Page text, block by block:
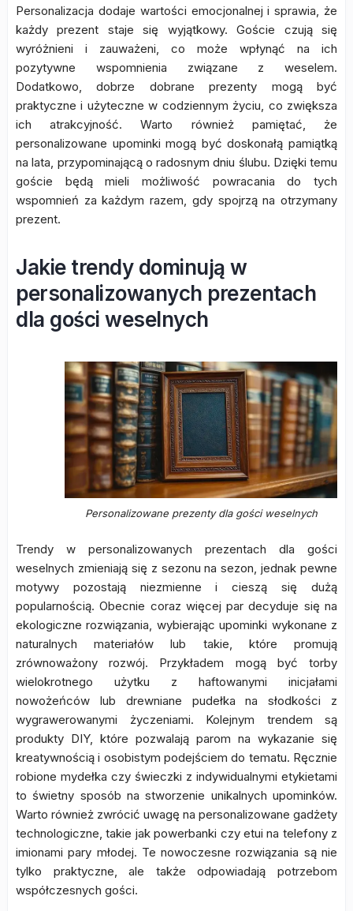
Personalizacja dodaje wartości emocjonalnej i sprawia, że
każdy prezent staje się wyjątkowy. Goście czują się
wyróżnieni i zauważeni, co może wpłynąć na ich
pozytywne wspomnienia związane z weselem.
Dodatkowo, dobrze dobrane prezenty mogą być
praktyczne i użyteczne w codziennym życiu, co zwiększa
ich atrakcyjność. Warto również pamiętać, że
personalizowane upominki mogą być doskonałą pamiątką
na lata, przypominającą o radosnym dniu ślubu. Dzięki temu
goście będą mieli możliwość powracania do tych
wspomnień za każdym razem, gdy spojrzą na otrzymany
prezent.
Jakie trendy dominują w
personalizowanych prezentach
dla gości weselnych
Personalizowane prezenty dla gości weselnych
Trendy w personalizowanych prezentach dla gości
weselnych zmieniają się z sezonu na sezon, jednak pewne
motywy pozostają niezmienne i cieszą się dużą
popularnością. Obecnie coraz więcej par decyduje się na
ekologiczne rozwiązania, wybierając upominki wykonane z
naturalnych materiałów lub takie, które promują
zrównoważony rozwój. Przykładem mogą być torby
wielokrotnego użytku z haftowanymi inicjałami
nowożeńców lub drewniane pudełka na słodkości z
wygrawerowanymi życzeniami. Kolejnym trendem są
produkty DIY, które pozwalają parom na wykazanie się
kreatywnością i osobistym podejściem do tematu. Ręcznie
robione mydełka czy świeczki z indywidualnymi etykietami
to świetny sposób na stworzenie unikalnych upominków.
Warto również zwrócić uwagę na personalizowane gadżety
technologiczne, takie jak powerbanki czy etui na telefony z
imionami pary młodej. Te nowoczesne rozwiązania są nie
tylko praktyczne, ale także odpowiadają potrzebom
współczesnych gości.